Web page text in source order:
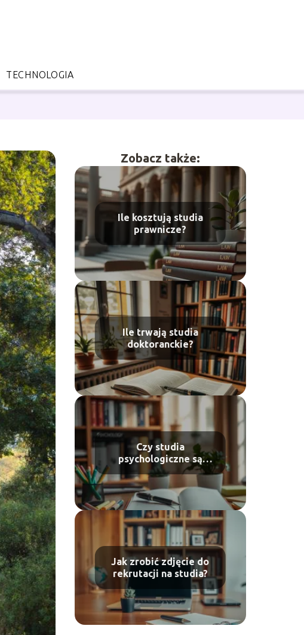
TECHNOLOGIA
Zobacz także:
Ile kosztują studia
prawnicze?
Ile trwają studia
doktoranckie?
Czy studia
psychologiczne są
trudne?
Jak zrobić zdjęcie do
rekrutacji na studia?